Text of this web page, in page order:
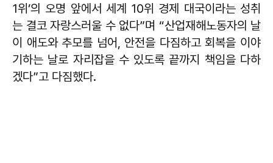
1위’의 오명 앞에서 세계 10위 경제 대국이라는 성취
는 결코 자랑스러울 수 없다”며 “산업재해노동자의 날
이 애도와 추모를 넘어, 안전을 다짐하고 회복을 이야
기하는 날로 자리잡을 수 있도록 끝까지 책임을 다하
겠다”고 다짐했다.